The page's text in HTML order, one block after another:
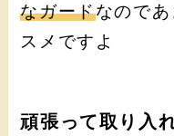
なガードなので
スメですよ
頑張って取り入